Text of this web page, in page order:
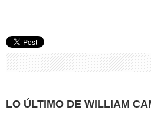
LO ÚLTIMO DE WILLIAM